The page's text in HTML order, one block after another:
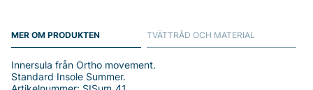
MER OM PRODUKTEN
Innersula från Ortho movement.
Standard Insole Summer.
TVÄTTRÅD OCH MATERIAL